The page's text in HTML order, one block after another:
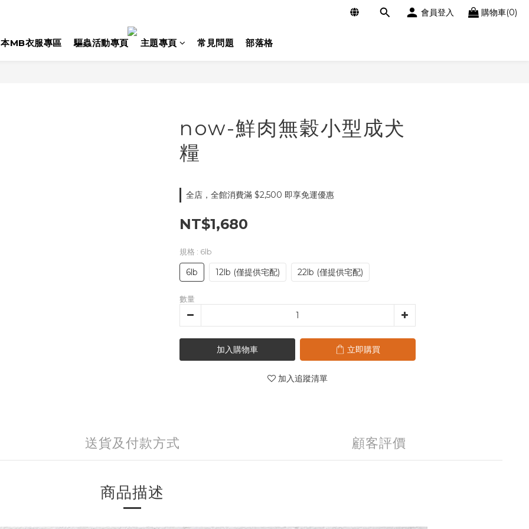
會員登入 購物車(0)
MB衣服專區 驅蟲活動專頁 主題專頁 常見問題 部落格
now-鮮肉無穀小型成犬
糧
全店，全館消費滿 $2,500 即享免運優惠
NT$1,680
規格 : 6lb
6lb 12lb (僅提供宅配) 22lb (僅提供宅配)
數量
加入購物車 立即購買
加入追蹤清單
送貨及付款方式 顧客評價
商品描述